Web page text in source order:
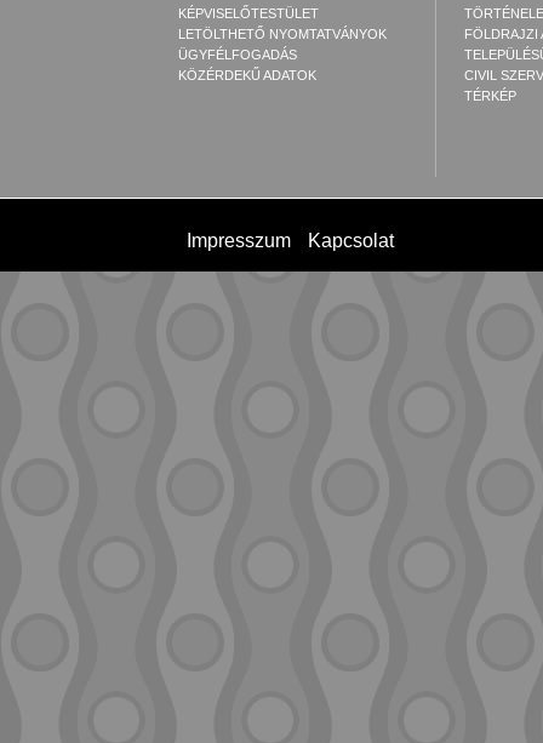
KÉPVISELŐTESTÜLET
LETÖLTHETŐ NYOMTATVÁNYOK
ÜGYFÉLFOGADÁS
KÖZÉRDEKŰ ADATOK
FÖLDRAJZI
CIVIL
TÉRKÉP
Impresszum Kapcsolat